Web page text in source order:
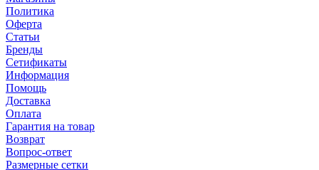
Политика
Оферта
Статьи
Бренды
Сетификаты
Информация
Помощь
Доставка
Оплата
Гарантия на товар
Возврат
Вопрос-ответ
Размерные сетки